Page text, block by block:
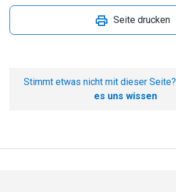
Seite drucken
Stimmt etwas nicht mit dieser Seite?
es uns wissen